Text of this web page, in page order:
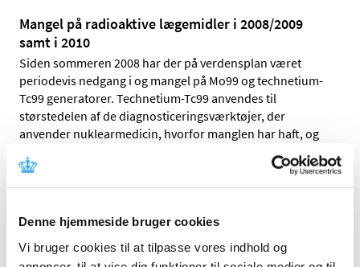
Denne hjemmeside bruger cookies
Vi bruger cookies til at tilpasse vores indhold og
Mangel på radioaktive lægemidler i 2008/2009
samt i 2010
Siden sommeren 2008 har der på verdensplan været
periodevis nedgang i og mangel på Mo99 og technetium-
Tc99 generatorer. Technetium-Tc99 anvendes til
størstedelen af de diagnosticeringsværktøjer, der
anvender nuklearmedicin, hvorfor manglen har haft, og
stadig har, en negativ indvirkning på patienternes adgang
til radioaktive lægemidler.
råvarer
Vi har afsluttet et projekt, der fokuserer på
færdigvarefremstillernes evne til at sikre, at de aktive